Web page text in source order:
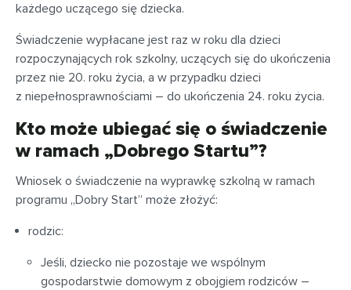
każdego uczącego się dziecka.
Świadczenie wypłacane jest raz w roku dla dzieci
rozpoczynających rok szkolny, uczących się do ukończenia
przez nie 20. roku życia, a w przypadku dzieci
z niepełnosprawnościami – do ukończenia 24. roku życia.
Kto może ubiegać się o świadczenie
w ramach „Dobrego Startu”?
Wniosek o świadczenie na wyprawkę szkolną w ramach
programu „Dobry Start” może złożyć:
rodzic:
Jeśli, dziecko nie pozostaje we wspólnym
gospodarstwie domowym z obojgiem rodziców –